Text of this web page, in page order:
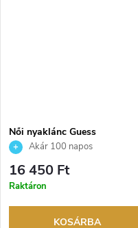
Női nyaklánc Guess
JUBN03241JWYGT
Akár 100 napos
visszaküldési lehetőség. Hivatalos
márkakereskedő.
16 450 Ft
Raktáron
KOSÁRBA